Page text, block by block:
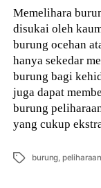
Memelihara
disukai oleh
burung ocehan
hanya sekedar
burung bagi
juga dapat
burung
yang cukup
Tags burung, peliharaan